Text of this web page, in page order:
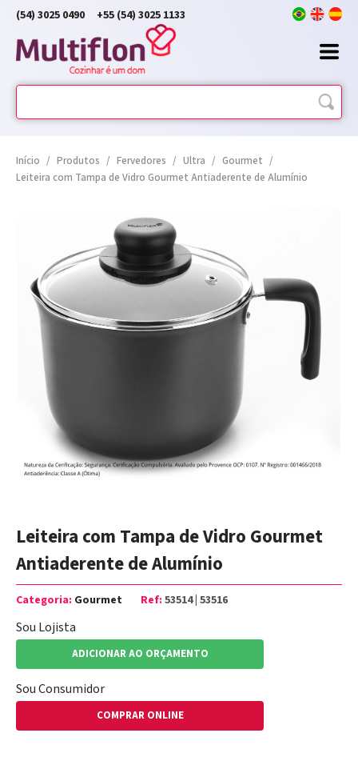
(54) 3025 0490 +55 (54) 3025 1133
Início / Produtos / Fervedores / Ultra / Gourmet /
Leiteira com Tampa de Vidro Gourmet Antiaderente de Alumínio
Leiteira com Tampa de Vidro Gourmet
Antiaderente de Alumínio
Categoria: Gourmet Ref: 53514 | 53516
Sou Lojista
ADICIONAR AO ORÇAMENTO
Sou Consumidor
COMPRAR ONLINE